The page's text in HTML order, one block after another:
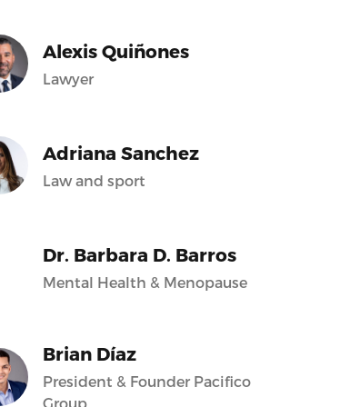
Alexis Quiñones
Lawyer
Adriana Sanchez
Law and sport
Dr. Barbara D. Barros
Mental Health & Menopause
Brian Díaz
President & Founder Pacifico
Group